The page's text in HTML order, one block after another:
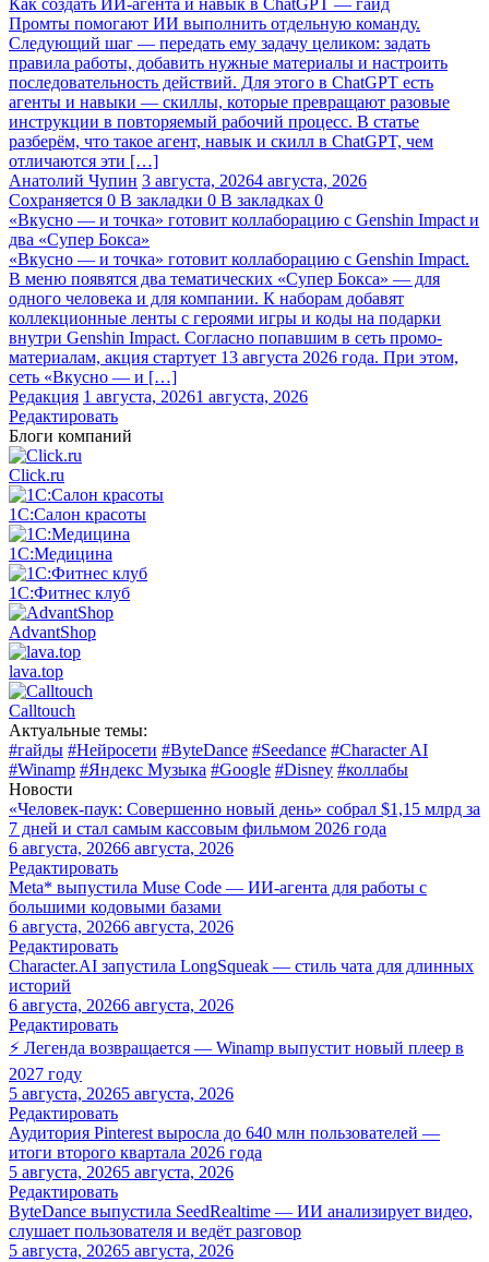
Промты помогают ИИ выполнить отдельную команду.
Следующий шаг — передать ему задачу целиком: задать
правила работы, добавить нужные материалы и настроить
последовательность действий. Для этого в ChatGPT есть
агенты и навыки — скиллы, которые превращают разовые
инструкции в повторяемый рабочий процесс. В статье
разберём, что такое агент, навык и скилл в ChatGPT, чем
отличаются эти […]
Анатолий Чупин 3 августа, 20264 августа, 2026
Сохраняется 0 В закладки 0 В закладках 0
«Вкусно — и точка» готовит коллаборацию с Genshin Impact и
два «Супер Бокса»
«Вкусно — и точка» готовит коллаборацию с Genshin Impact.
В меню появятся два тематических «Супер Бокса» — для
одного человека и для компании. К наборам добавят
коллекционные ленты с героями игры и коды на подарки
внутри Genshin Impact. Согласно попавшим в сеть промо-
материалам, акция стартует 13 августа 2026 года. При этом,
сеть «Вкусно — и […]
Редакция 1 августа, 20261 августа, 2026
Редактировать
Блоги компаний
Click.ru
1С:Салон красоты
1С:Медицина
1С:Фитнес клуб
AdvantShop
lava.top
Calltouch
Актуальные темы:
#гайды #Нейросети #ByteDance #Seedance #Character AI
#Winamp #Яндекс Музыка #Google #Disney #коллабы
Новости
«Человек-паук: Совершенно новый день» собрал $1,15 млрд за
7 дней и стал самым кассовым фильмом 2026 года
6 августа, 20266 августа, 2026
Редактировать
Meta* выпустила Muse Code — ИИ-агента для работы с
большими кодовыми базами
6 августа, 20266 августа, 2026
Редактировать
Character.AI запустила LongSqueak — стиль чата для длинных
историй
6 августа, 20266 августа, 2026
Редактировать
⚡ Легенда возвращается — Winamp выпустит новый плеер в
2027 году
5 августа, 20265 августа, 2026
Редактировать
Аудитория Pinterest выросла до 640 млн пользователей —
итоги второго квартала 2026 года
5 августа, 20265 августа, 2026
Редактировать
ByteDance выпустила SeedRealtime — ИИ анализирует видео,
слушает пользователя и ведёт разговор
5 августа, 20265 августа, 2026